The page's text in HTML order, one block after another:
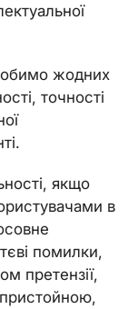
жодних
точності
якщо
в
помилки,
претензії,